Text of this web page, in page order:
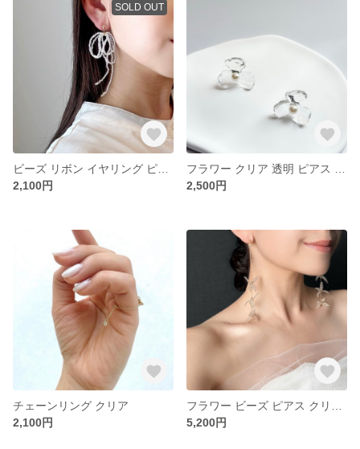
SOLD OUT
2,100円
2,500円
チェーンリング クリア
2,100円
5,200円